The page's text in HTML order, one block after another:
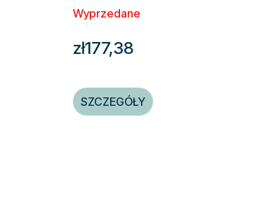
Wyprzedane
zł177,38
SZCZEGÓŁY